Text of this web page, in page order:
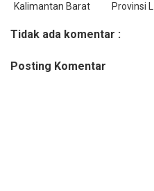
Kalimantan Barat
Provinsi
Tidak ada komentar :
Posting Komentar